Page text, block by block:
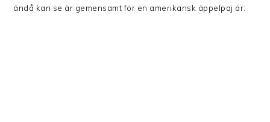
ändå kan se är gemensamt för en amerikansk äppelpaj är: